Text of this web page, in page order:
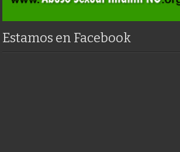
Estamos en Facebook